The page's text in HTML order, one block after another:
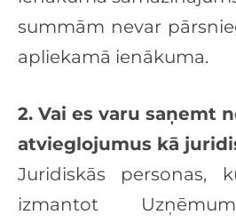
summām nevar
apliekamā ienākuma.
2. Vai es varu saņemt
atvieglojumus kā
Juridiskās personas,
izmantot